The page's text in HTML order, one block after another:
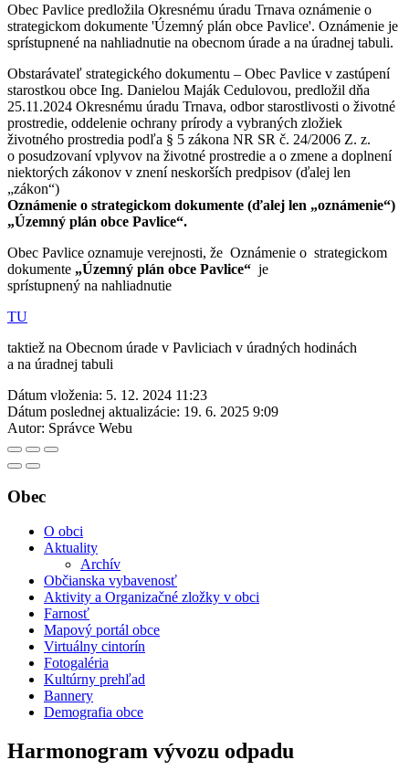
Obec Pavlice predložila Okresnému úradu Trnava oznámenie o
strategickom dokumente 'Územný plán obce Pavlice'. Oznámenie je
sprístupnené na nahliadnutie na obecnom úrade a na úradnej tabuli.
Obstarávateľ strategického dokumentu – Obec Pavlice v zastúpení
starostkou obce Ing. Danielou Maják Cedulovou, predložil dňa
25.11.2024 Okresnému úradu Trnava, odbor starostlivosti o životné
prostredie, oddelenie ochrany prírody a vybraných zložiek
životného prostredia podľa § 5 zákona NR SR č. 24/2006 Z. z.
o posudzovaní vplyvov na životné prostredie a o zmene a doplnení
niektorých zákonov v znení neskorších predpisov (ďalej len
„zákon“)
Oznámenie o strategickom dokumente (ďalej len „oznámenie“)
„Územný plán obce Pavlice“.
Obec Pavlice oznamuje verejnosti, že Oznámenie o strategickom
dokumente „Územný plán obce Pavlice“ je
sprístupnený na nahliadnutie
TU
taktiež na Obecnom úrade v Pavliciach v úradných hodinách
a na úradnej tabuli
Dátum vloženia: 5. 12. 2024 11:23
Dátum poslednej aktualizácie: 19. 6. 2025 9:09
Autor: Správce Webu
Obec
O obci
Aktuality
Archív
Občianska vybavenosť
Aktivity a Organizačné zložky v obci
Farnosť
Mapový portál obce
Virtuálny cintorín
Fotogaléria
Kultúrny prehľad
Bannery
Demografia obce
Harmonogram vývozu odpadu